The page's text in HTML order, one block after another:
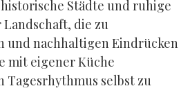
Städte und ruhige
die zu
und nachhaltigen Eindrücken
mit eigener Küche
Tagesrhythmus selbst zu